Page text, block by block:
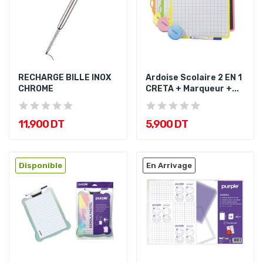
RECHARGE BILLE INOX
CHROME
11,900 DT
Ardoise Scolaire 2 EN 1
CRETA + Marqueur +...
5,900 DT
Disponible En Arrivage